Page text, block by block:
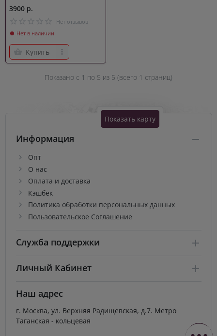
3900 р.
Нет отзывов
Нет в наличии
Купить
Показано с 1 по 5 из 5 (всего 1 страниц)
Показать карту
Информация
Опт
О нас
Оплата и доставка
Кэшбек
Политика обработки персональных данных
Пользовательское Соглашение
Служба поддержки
Личный Кабинет
Наш адрес
г. Москва, ул. Верхняя Радищевская, д.7. Метро
Таганская - кольцевая